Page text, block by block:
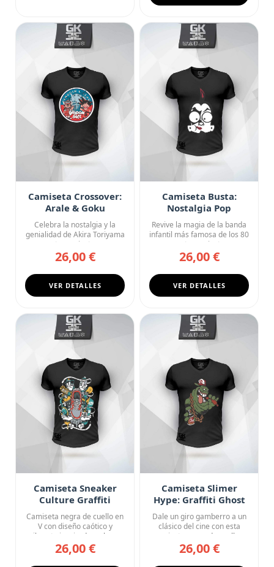
Camiseta Crossover:
Arale & Goku
(Penguin Village)
Celebra la nostalgia y la
genialidad de Akira Toriyama
con esta camiseta negr...
26,00 €
VER DETALLES
Camiseta Busta:
Nostalgia Pop
Revive la magia de la banda
infantil más famosa de los 80
con esta camiseta n...
26,00 €
VER DETALLES
Camiseta Sneaker
Culture Graffiti
Street Art Urban
Camiseta negra de cuello en
V con diseño caótico y
vibrante inspirado en la c...
26,00 €
Camiseta Slimer
Hype: Graffiti Ghost
Dale un giro gamberro a un
clásico del cine con esta
camiseta negra de cuello...
26,00 €